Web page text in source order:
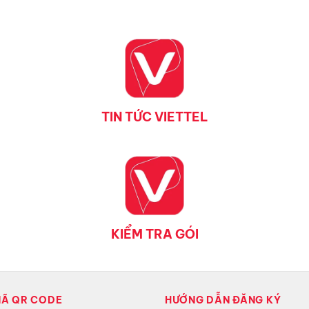
TIN TỨC VIETTEL
KIỂM TRA GÓI
QR CODE HƯỚNG DẪN ĐĂNG KÝ